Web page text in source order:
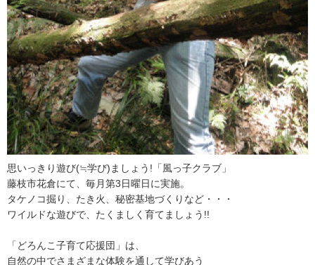
令和５年度ふじさんっこ応援大賞表彰式及び活動発表交流会
令和５年度ふじさんっこ応援大賞活動発表交流会について
令和６年度ふじさんっこ応援大賞表彰式及び活動発表交流会
令和６年度ふじさんっこ応援大賞活動発表交流会について
令和７年度「ふじさんっこ応援大賞」の募集を行います！
SBSラジオ第21回「大切なあなたへ～Message for You～」あい
のうた短歌部門の作品募集について
令和７年度ふじさんっこ応援大賞表彰式及び活動発表交流会
令和7年度ふじさんっこ応援大賞活動発表交流会について
子育て支援ガイドブック
思いっきり遊び(≒学び)ましょう!「風っ子クラブ」
藤枝市花倉にて、毎月第3日曜日に実施。
タケノコ掘り、たき火、秘密基地づくりなど・・・
ワイルドな遊びで、たくましく育てましょう!!
「どろんこ子育て応援団」は、
自然の中でさまざまな体験を通して学びあう